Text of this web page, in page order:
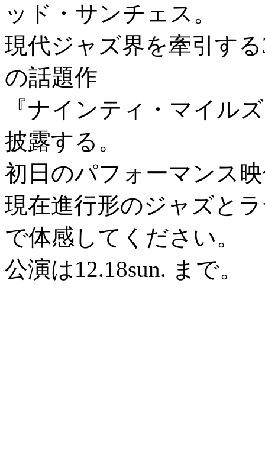
ッド・サンチェス。
現代ジャズ界を牽引す
の話題作
『ナインティ・マイル
披露する。
初日のパフォーマンス
現在進行形のジャズと
で体感してください。
公演は12.18sun. まで。